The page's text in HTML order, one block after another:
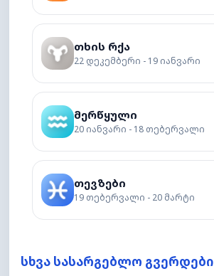
თხის რქა
22 დეკემბერი - 19 იანვარი
მერწყული
20 იანვარი - 18 თებერვალი
თევზები
19 თებერვალი - 20 მარტი
სხვა სასარგებლო გვერდები